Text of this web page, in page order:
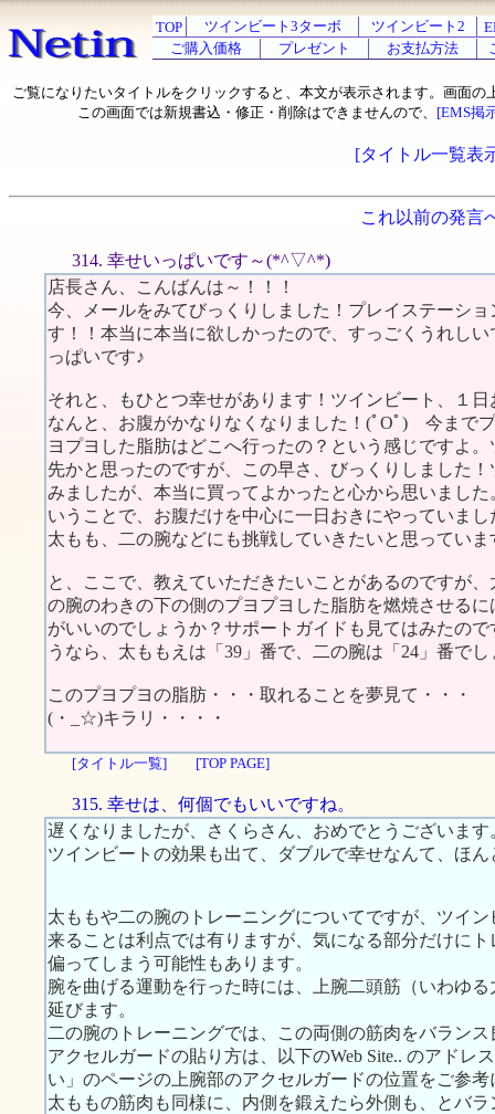
TOP ツインビート3ターボ ツインビート2
ご購入価格
プレゼント お支払方法
ご覧になりたいタイトルをクリックすると、本文が表示されます。画面の
この画面では新規書込・修正・削除はできませんので、 [EMS掲
[タイトル一覧表
これ以前の発言
314. 幸せいっぱいです～(*^▽^*)
店長さん、こんばんは～！！！
今、メールをみてびっくりしました！プレイステーシ
す！！本当に本当に欲しかったので、すっごくうれし
っぱいです♪
それと、もひとつ幸せがあります！ツインビート、１
なんと、お腹がかなりなくなりました！(ﾟOﾟ) 今まで
ヨプヨした脂肪はどこへ行ったの？という感じですよ
先かと思ったのですが、この早さ、びっくりしました
みましたが、本当に買ってよかったと心から思いまし
いうことで、お腹だけを中心に一日おきにやっていま
太もも、二の腕などにも挑戦していきたいと思っていま
と、ここで、教えていただきたいことがあるのですが
の腕のわきの下の側のプヨプヨした脂肪を燃焼させる
がいいのでしょうか？サポートガイドも見てはみたの
うなら、太ももえは「39」番で、二の腕は「24」番で
このプヨプヨの脂肪・・・取れることを夢見て・・・
(・_☆)キラリ・・・・
[タイトル一覧] [TOP PAGE]
315. 幸せは、何個でもいいですね。
遅くなりましたが、さくらさん、おめでとうございます
ツインビートの効果も出て、ダブルで幸せなんて、ほん
太ももや二の腕のトレーニングについてですが、ツイ
来ることは利点では有りますが、気になる部分だけに
偏ってしまう可能性もあります。
腕を曲げる運動を行った時には、上腕二頭筋（いわゆ
延びます。
二の腕のトレーニングでは、この両側の筋肉をバラン
アクセルガードの貼り方は、以下のWeb Site.. のアドレ
い」のページの上腕部のアクセルガードの位置をご参
太ももの筋肉も同様に、内側を鍛えたら外側も、とバ